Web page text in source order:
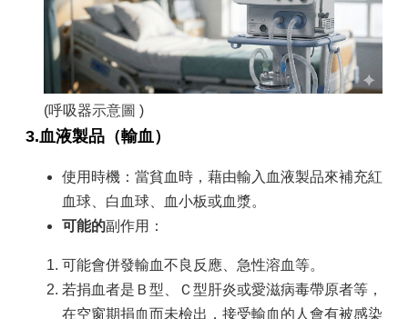
(呼吸器示意圖 )
3.血液製品（輸血）
使用時機：當貧血時，藉由輸入血液製品來補充紅
血球、白血球、血小板或血漿。
可能的副作用：
可能會併發輸血不良反應、急性溶血等。
若捐血者是Ｂ型、Ｃ型肝炎或愛滋病毒帶原者等，
在空窗期捐血而未檢出，接受輸血的人會有被感染